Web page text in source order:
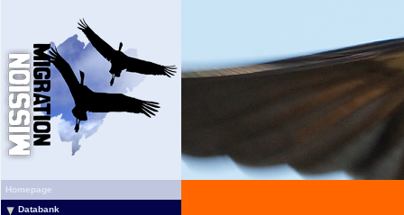
Homepage
Databank